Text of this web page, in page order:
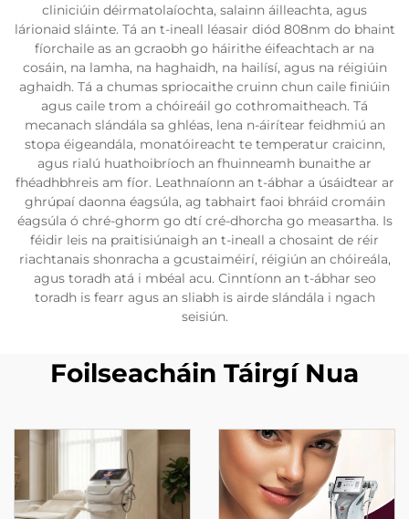
cliniciúin déirmatolaíochta, salainn áilleachta, agus
lárionaid sláinte. Tá an t-ineall léasair diód 808nm do bhaint
fíorchaile as an gcraobh go háirithe éifeachtach ar na
cosáin, na lamha, na haghaidh, na hailísí, agus na réigiúin
aghaidh. Tá a chumas spriocaithe cruinn chun caile finiúin
agus caile trom a chóireáil go cothromaitheach. Tá
mecanach slándála sa ghléas, lena n-áirítear feidhmiú an
stopa éigeandála, monatóireacht te temperatur craicinn,
agus rialú huathoibríoch an fhuinneamh bunaithe ar
fhéadhbhreis am fíor. Leathnaíonn an t-ábhar a úsáidtear ar
ghrúpaí daonna éagsúla, ag tabhairt faoi bhráid cromáin
éagsúla ó chré-ghorm go dtí cré-dhorcha go measartha. Is
féidir leis na praitisiúnaigh an t-ineall a chosaint de réir
riachtanais shonracha a gcustaiméirí, réigiún an chóireála,
agus toradh atá i mbéal acu. Cinntíonn an t-ábhar seo
toradh is fearr agus an sliabh is airde slándála i ngach
seisiún.
Foilseacháin Táirgí Nua